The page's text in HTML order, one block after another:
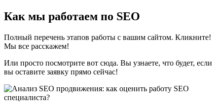
Как мы работаем по SEO
Полный перечень этапов работы с вашим сайтом. Кликните!
Мы все расскажем!
Или просто посмотрите вот сюда. Вы узнаете, что будет, если
вы оставите заявку прямо сейчас!